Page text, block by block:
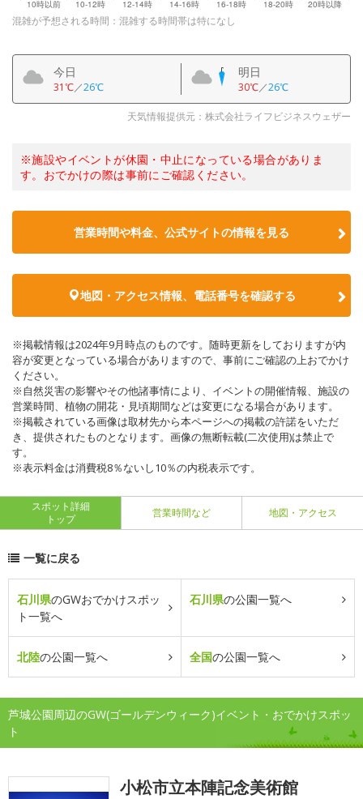
混雑が予想される時間：混雑する時間帯は特になし
今日
31℃／26℃
明日
30℃／26℃
天気情報提供元：株式会社ライフビジネスウェザー
※施設やイベントが休園・中止になっている場合がありま
す。おでかけの際は事前にご確認ください。
営業時間や料金、公式サイトの情報を見る
地図・アクセス情報、電話番号を確認する
※掲載情報は2024年9月時点のものです。随時更新をしておりますが内
容が変更となっている場合がありますので、事前にご確認の上おでかけ
ください。
※自然災害の影響やその他諸事情により、イベントの開催情報、施設の
営業時間、植物の開花・見頃期間などは変更になる場合があります。
※掲載されている画像は取材先から本ページへの掲載の許諾をいただ
き、提供されたものとなります。画像の無断転載(二次使用)は禁止で
す。
※表示料金は消費税8％ないし10％の内税表示です。
スポット詳細
トップ
営業時間など 地図・アクセス
一覧に戻る
石川県のGWおでかけスポッ
ト一覧へ
石川県の公園一覧へ
北陸の公園一覧へ 全国の公園一覧へ
芦城公園周辺のGW(ゴールデンウィーク)イベント・おでかけスポッ
ト
小松市立本陣記念美術館